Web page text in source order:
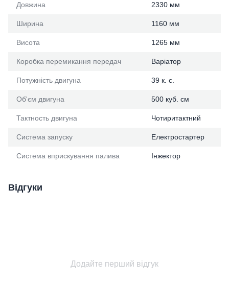
Довжина 2330 мм
Ширина 1160 мм
Висота 1265 мм
Коробка перемикання передач Варіатор
Потужність двигуна 39 к. с.
Об'єм двигуна 500 куб. см
Тактность двигуна Чотиритактний
Система запуску Електростартер
Система вприскування палива Інжектор
Відгуки
Додайте перший відгук